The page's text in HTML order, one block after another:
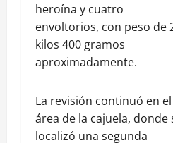
heroína y cuatro
envoltorios, con peso de
kilos 400 gramos
aproximadamente.
La revisión continuó en el
área de la cajuela, donde
localizó una segunda